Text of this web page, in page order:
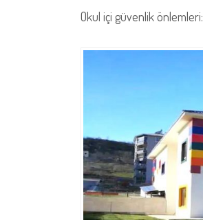
Okul içi güvenlik önlemleri: